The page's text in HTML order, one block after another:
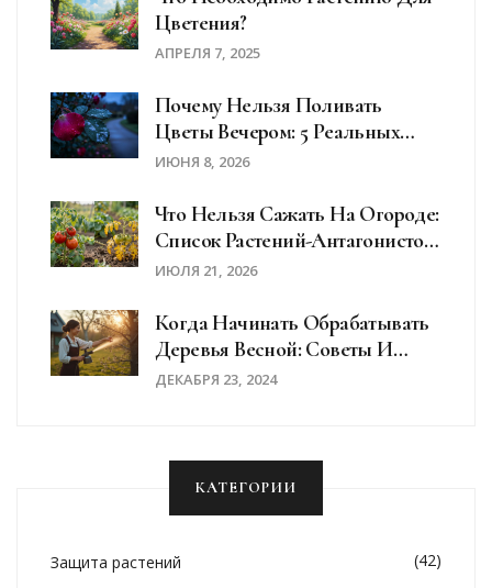
Цветения?
АПРЕЛЯ 7, 2025
Почему Нельзя Поливать
Цветы Вечером: 5 Реальных
Рисков И Как Избежать
ИЮНЯ 8, 2026
Что Нельзя Сажать На Огороде:
Список Растений-Антагонистов
И Ошибок Новичков
ИЮЛЯ 21, 2026
Когда Начинать Обрабатывать
Деревья Весной: Советы И
Рекомендации
ДЕКАБРЯ 23, 2024
КАТЕГОРИИ
Защита растений (42)